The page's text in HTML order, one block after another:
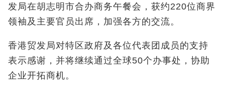
发局在胡志明市合办商务午餐会，获约220位商界
领袖及主要官员出席，加强各方的交流。
香港贸发局对特区政府及各位代表团成员的支持
表示感谢，并将继续通过全球50个办事处，协助
企业开拓商机。